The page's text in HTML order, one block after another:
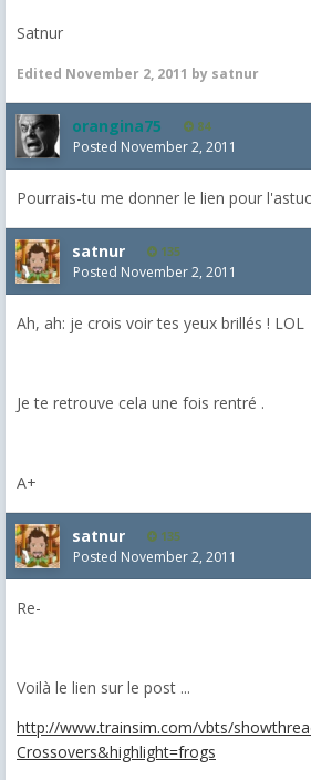
Satnur
Edited November 2, 2011 by satnur
orangina75 84
Posted November 2, 2011
Pourrais-tu me donner le lien pour
satnur 135
Posted November 2, 2011
Ah, ah: je crois voir tes yeux brillés ! LOL
Je te retrouve cela une fois rentré .
A+
satnur 135
Posted November 2, 2011
Re-
Voilà le lien sur le post ...
http://www.trainsim.com/vbts/
Crossovers&highlight=frogs